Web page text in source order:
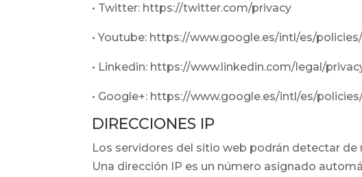
• Twitter: https://twitter.com/privacy
• Youtube: https://www.google.es/intl/es/
• Linkedin: https://www.linkedin.com/legal/
• Google+: https://www.google.es/intl/es/
DIRECCIONES IP
Los servidores del sitio web podrán detectar
Una dirección IP es un número asignado